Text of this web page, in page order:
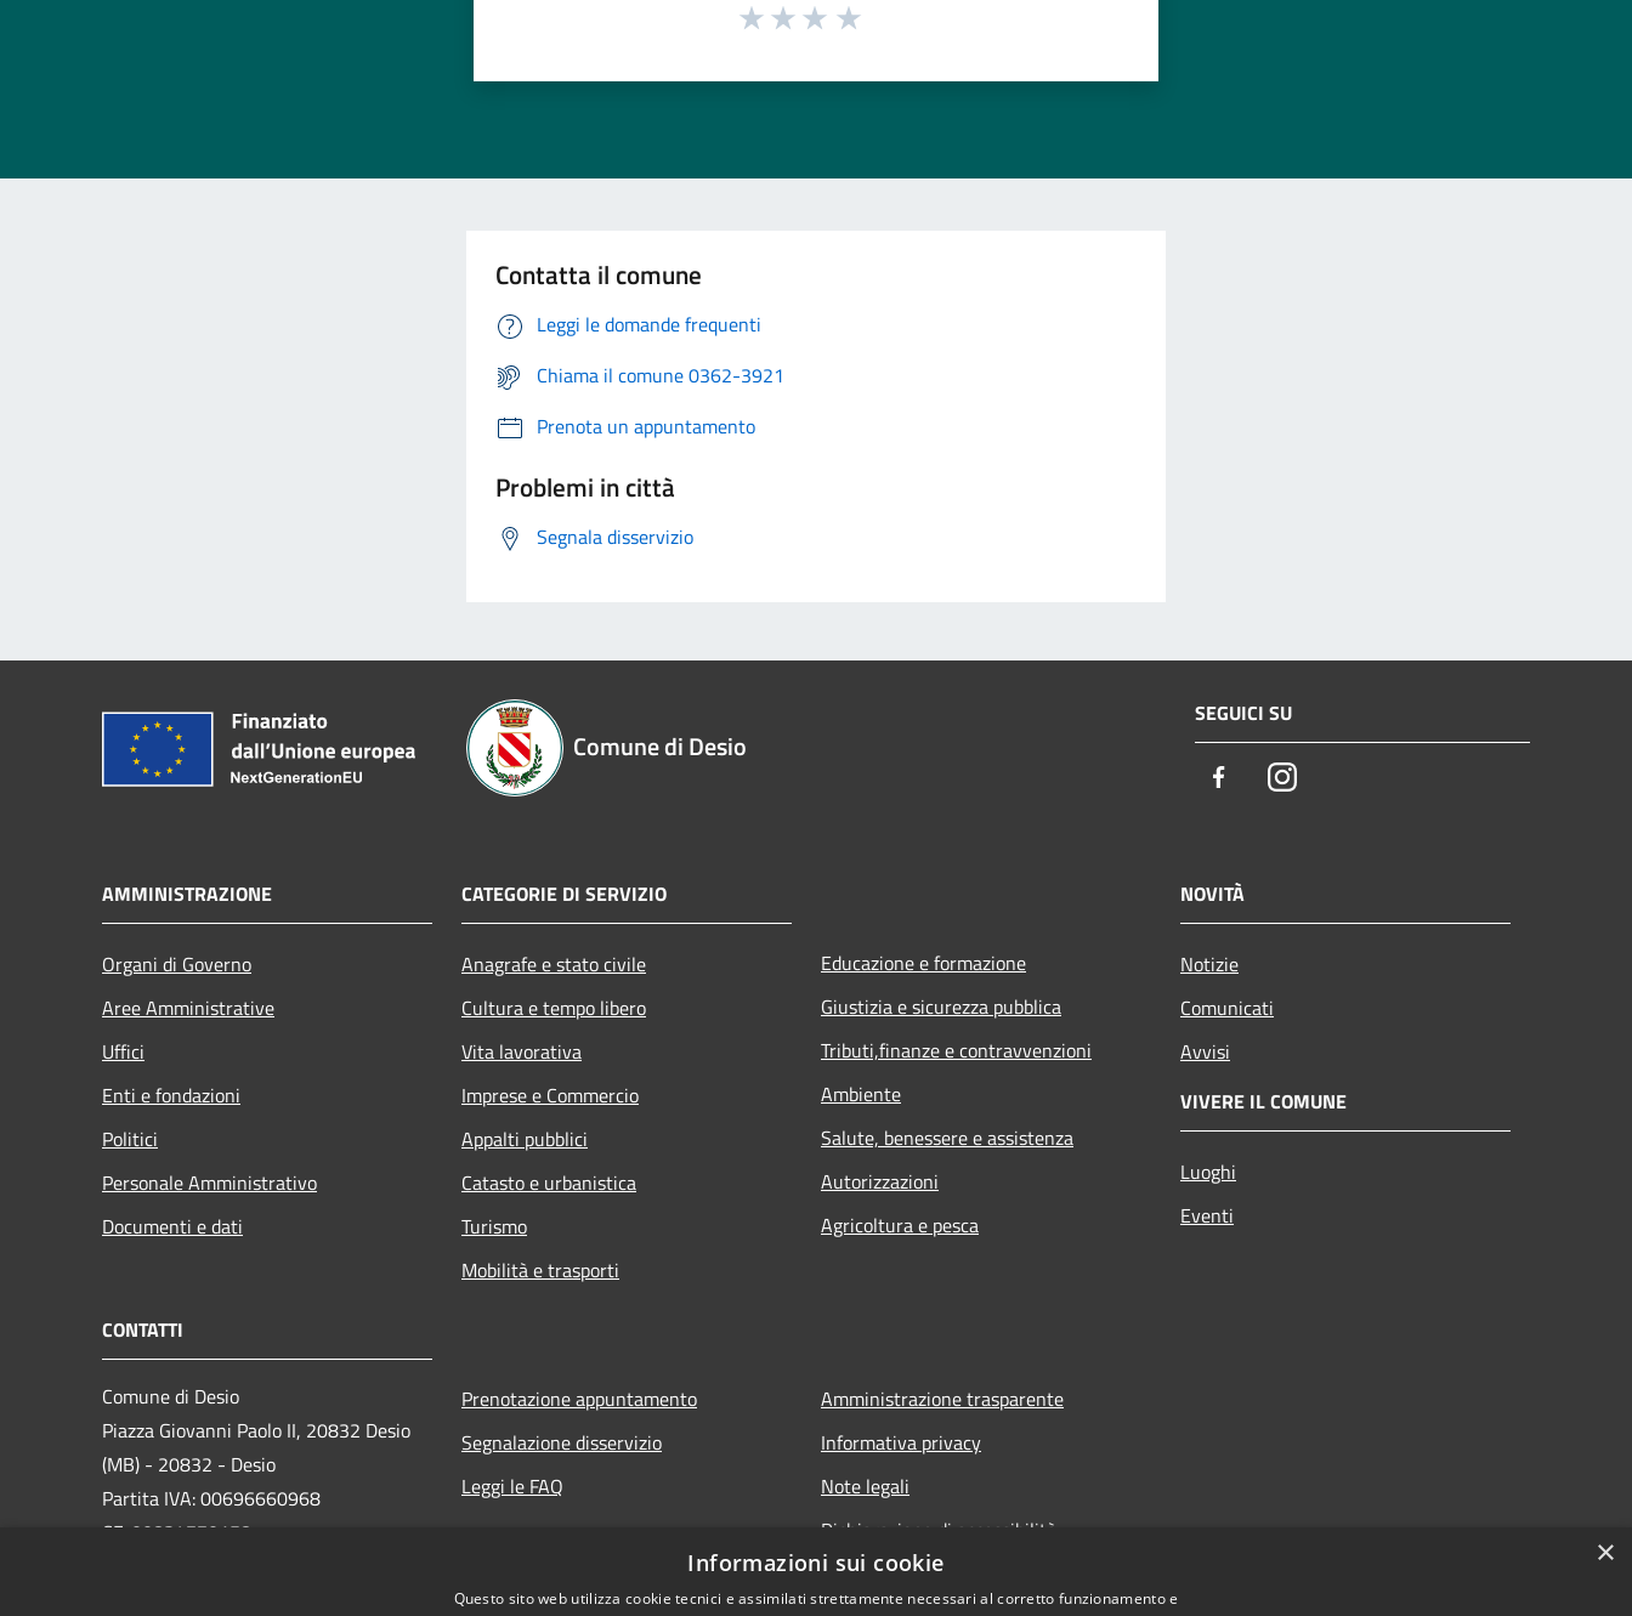
Contatta il comune
Leggi le domande frequenti
Chiama il comune 0362-3921
Prenota un appuntamento
Problemi in città
Segnala disservizio
Comune di Desio
SEGUICI SU
FacebookInstagram
AMMINISTRAZIONE
Organi di Governo
Aree Amministrative
Uffici
Enti e fondazioni
Politici
Personale Amministrativo
Documenti e dati
CATEGORIE DI SERVIZIO
Anagrafe e stato civile
Cultura e tempo libero
Vita lavorativa
Imprese e Commercio
Appalti pubblici
Catasto e urbanistica
Turismo
Mobilità e trasporti
Educazione e formazione
Giustizia e sicurezza pubblica
Tributi,finanze e contravvenzioni
Ambiente
Salute, benessere e assistenza
Autorizzazioni
Agricoltura e pesca
NOVITÀ
Notizie
Comunicati
Avvisi
VIVERE IL COMUNE
Luoghi
Eventi
CONTATTI
Comune di Desio
Piazza Giovanni Paolo II, 20832 Desio
(MB) - 20832 - Desio
Partita IVA: 00696660968
CF: 00834770158
Prenotazione appuntamento
Segnalazione disservizio
Leggi le FAQ
Amministrazione trasparente
Informativa privacy
Note legali
Dichiarazione di accessibilità
×
Informazioni sui cookie
Questo sito web utilizza cookie tecnici e assimilati strettamente necessari al corretto funzionamento e